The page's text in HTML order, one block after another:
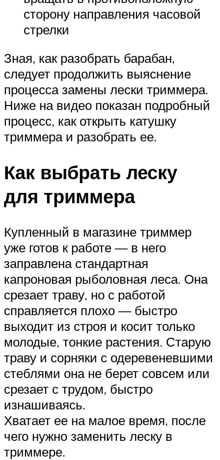
сторону направления часовой
стрелки
Зная, как разобрать барабан,
следует продолжить выяснение
процесса замены лески триммера.
Ниже на видео показан подробный
процесс, как открыть катушку
триммера и разобрать ее.
Как выбрать леску
для триммера
Купленный в магазине триммер
уже готов к работе — в него
заправлена стандартная
капроновая рыболовная леса. Она
срезает траву, но с работой
справляется плохо — быстро
выходит из строя и косит только
молодые, тонкие растения. Старую
траву и сорняки с одеревеневшими
стеблями она не берет совсем или
срезает с трудом, быстро
изнашиваясь.
Хватает ее на малое время, после
чего нужно заменить леску в
триммере.